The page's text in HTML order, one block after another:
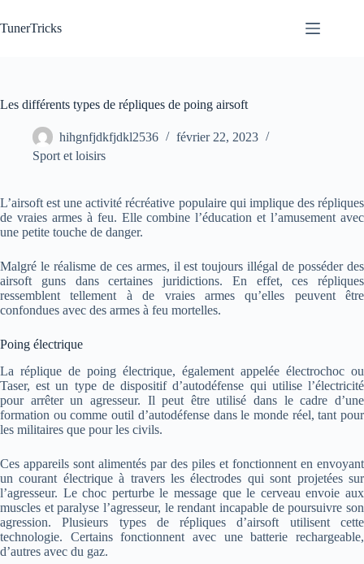
au
contenu
TunerTricks
Les différents types de répliques de poing airsoft
hihgnfjdkfjdkl2536
février 22, 2023
Sport et loisirs
L’airsoft est une activité récréative populaire qui implique des répliques
de vraies armes à feu. Elle combine l’éducation et l’amusement avec
une petite touche de danger.
Malgré le réalisme de ces armes, il est toujours illégal de posséder des
airsoft guns dans certaines juridictions. En effet, ces répliques
ressemblent tellement à de vraies armes qu’elles peuvent être
confondues avec des armes à feu mortelles.
Poing électrique
La réplique de poing électrique, également appelée électrochoc ou
Taser, est un type de dispositif d’autodéfense qui utilise l’électricité
pour arrêter un agresseur. Il peut être utilisé dans le cadre d’une
formation ou comme outil d’autodéfense dans le monde réel, tant pour
les militaires que pour les civils.
Ces appareils sont alimentés par des piles et fonctionnent en envoyant
un courant électrique à travers les électrodes qui sont projetées sur
l’agresseur. Le choc perturbe le message que le cerveau envoie aux
muscles et paralyse l’agresseur, le rendant incapable de poursuivre son
agression. Plusieurs types de répliques d’airsoft utilisent cette
technologie. Certains fonctionnent avec une batterie rechargeable,
d’autres avec du gaz.